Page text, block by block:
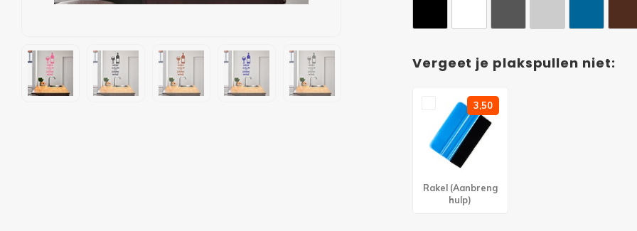
Vergeet je plakspullen niet:
3,50
Rakel (Aanbreng
hulp)